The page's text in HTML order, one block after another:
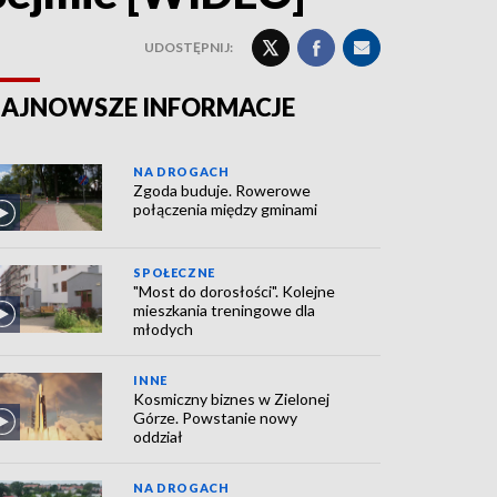
UDOSTĘPNIJ:
INFORMACJE
NA DROGACH
Zgoda buduje. Rowerowe
połączenia między gminami
SPOŁECZNE
"Most do dorosłości". Kolejne
mieszkania treningowe dla
młodych
INNE
Kosmiczny biznes w Zielonej
Górze. Powstanie nowy
oddział
NA DROGACH